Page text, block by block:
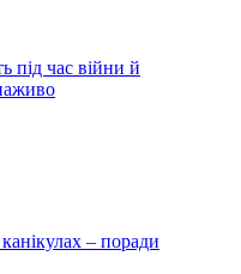
під час війни й
– поради